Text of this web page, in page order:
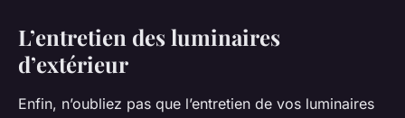
L’entretien des luminaires
d’extérieur
Enfin, n’oubliez pas que l’entretien de vos luminaires